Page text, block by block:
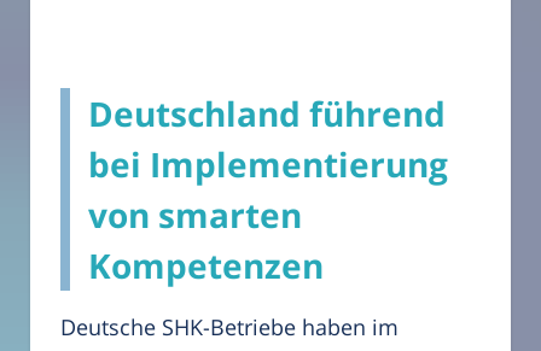
Deutschland führend
bei Implementierung
von smarten
Kompetenzen
Deutsche SHK-Betriebe haben im